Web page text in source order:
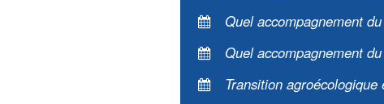
Quel accompagnement
Quel accompagnement
Transition agroécologique